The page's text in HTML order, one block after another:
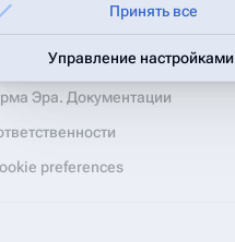
Эра. Документация
Эра. Документации
preferences
Принять все
Управление настройками